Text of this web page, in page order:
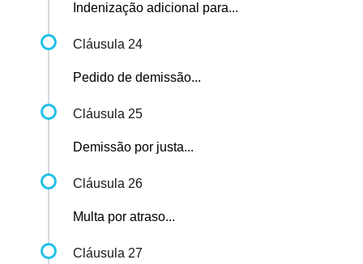
Indenização adicional para...
Cláusula 24
Pedido de demissão...
Cláusula 25
Demissão por justa...
Cláusula 26
Multa por atraso...
Cláusula 27